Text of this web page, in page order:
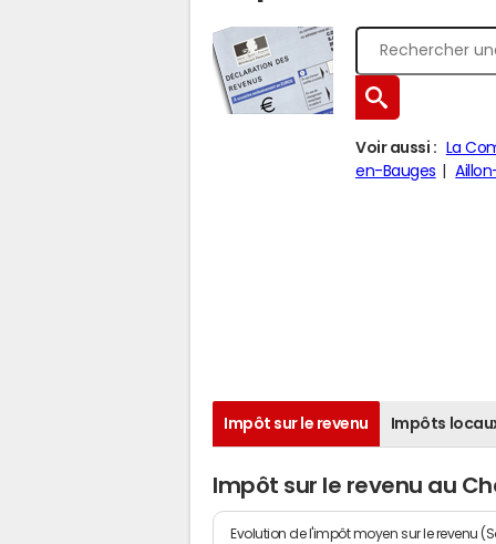
Voir aussi : La
en-Bauges
Impôt sur le revenu Impôts
Impôt sur le revenu au
Evolution de l'impôt moyen sur le revenu